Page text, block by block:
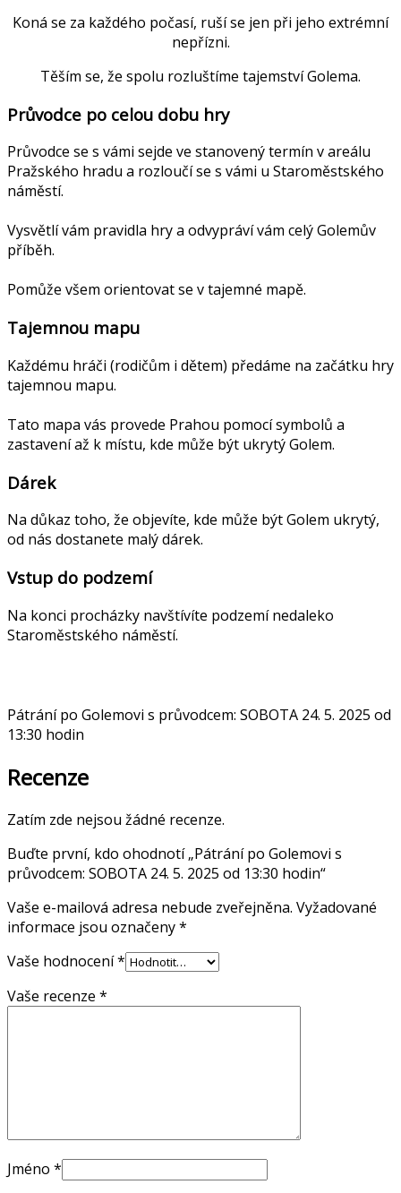
Koná se za každého počasí, ruší se jen při jeho extrémní
nepřízni.
Těším se, že spolu rozluštíme tajemství Golema.
Průvodce po celou dobu hry
Průvodce se s vámi sejde ve stanovený termín v areálu
Pražského hradu a rozloučí se s vámi u Staroměstského
náměstí.
Vysvětlí vám pravidla hry a odvypráví vám celý Golemův
příběh.
Pomůže všem orientovat se v tajemné mapě.
Tajemnou mapu
Každému hráči (rodičům i dětem) předáme na začátku hry
tajemnou mapu.
Tato mapa vás provede Prahou pomocí symbolů a
zastavení až k místu, kde může být ukrytý Golem.
Dárek
Na důkaz toho, že objevíte, kde může být Golem ukrytý,
od nás dostanete malý dárek.
Vstup do podzemí
Na konci procházky navštívíte podzemí nedaleko
Staroměstského náměstí.
Pátrání po Golemovi s průvodcem: SOBOTA 24. 5. 2025 od
13:30 hodin
Recenze
Zatím zde nejsou žádné recenze.
Buďte první, kdo ohodnotí „Pátrání po Golemovi s
průvodcem: SOBOTA 24. 5. 2025 od 13:30 hodin“
Vaše e-mailová adresa nebude zveřejněna. Vyžadované
informace jsou označeny*
Vaše hodnocení*
Vaše recenze *
Jméno *